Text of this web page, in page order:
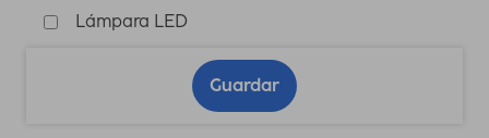
Lámpara LED
Guardar